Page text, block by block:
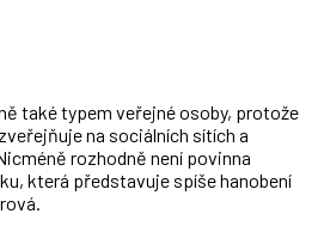
také typem veřejné osoby, protože
na sociálních sítích a
rozhodně není povinna
která představuje spíše hanobení